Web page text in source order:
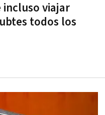
incluso viajar
todos los